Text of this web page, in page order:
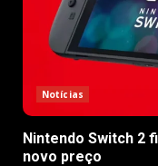
Notícias
Nintendo Switch 2
novo preço